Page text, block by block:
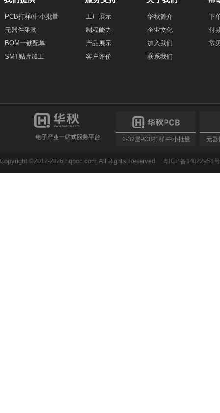
PCB打样/中小批量
元器件采购
BOM一键配单
SMT贴片加工
工厂展示
制程能力
产品展示
客户评价
华秋简介
企业文化
加入我们
联系我们
下
付
常
1-32层PCB打样·中小批量 元器
Copyright ©2012-2026 hqpcb.com.All Rights Reserved 粤ICP备14022951号